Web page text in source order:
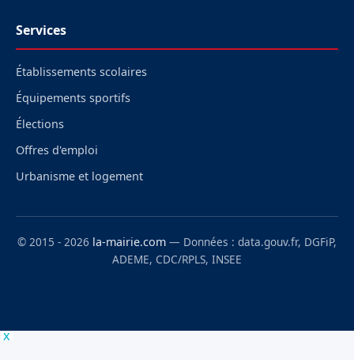
Services
Établissements scolaires
Équipements sportifs
Élections
Offres d'emploi
Urbanisme et logement
© 2015 - 2026 la-mairie.com — Données : data.gouv.fr, DGFiP,
ADEME, CDC/RPLS, INSEE
x